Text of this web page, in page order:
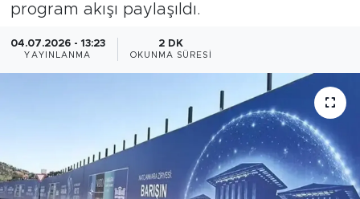
program akışı paylaşıldı.
04.07.2026 - 13:23
YAYINLANMA
2 DK
OKUNMA SÜRESI